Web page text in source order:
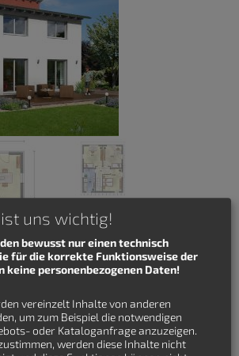
ist ein modernes Einfamilienhaus mit
Pultdach und klaren, geometrischen
verschiedene Materialien
große Fenster oder Glasfronten eine
und natürliches Licht maximieren,
Architekturtrends.
uns wichtig!
bewusst nur einen technisch
für die korrekte Funktionsweise der
keine personenbezogenen Daten!
vereinzelt Inhalte von anderen
um zum Beispiel die notwendigen
oder Kataloganfrage anzuzeigen.
werden diese Inhalte nicht